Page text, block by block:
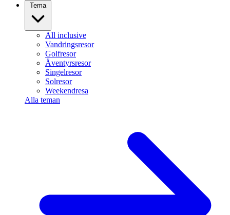
Tema
All inclusive
Vandringsresor
Golfresor
Äventyrsresor
Singelresor
Solresor
Weekendresa
Alla teman